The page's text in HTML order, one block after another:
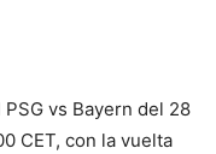
vs Bayern del 28
CET, con la vuelta